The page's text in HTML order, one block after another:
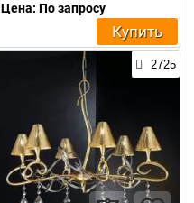
Цена: По запросу
Купить
2725